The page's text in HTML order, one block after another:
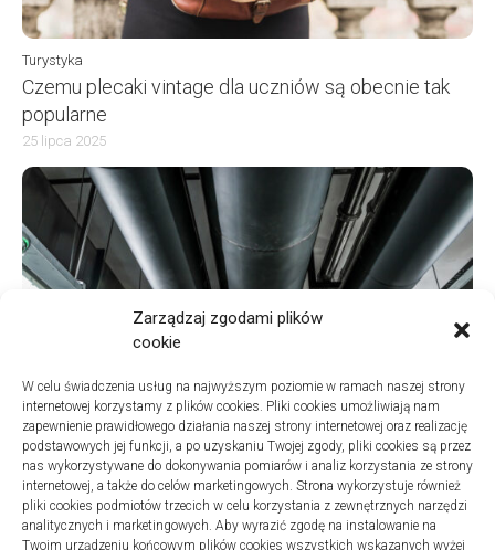
Zarządzaj zgodami plików
cookie
W celu świadczenia usług na najwyższym poziomie w ramach naszej strony
internetowej korzystamy z plików cookies. Pliki cookies umożliwiają nam
zapewnienie prawidłowego działania naszej strony internetowej oraz realizację
podstawowych jej funkcji, a po uzyskaniu Twojej zgody, pliki cookies są przez
nas wykorzystywane do dokonywania pomiarów i analiz korzystania ze strony
internetowej, a także do celów marketingowych. Strona wykorzystuje również
pliki cookies podmiotów trzecich w celu korzystania z zewnętrznych narzędzi
analitycznych i marketingowych. Aby wyrazić zgodę na instalowanie na
Twoim urządzeniu końcowym plików cookies wszystkich wskazanych wyżej
Turystyka
Czemu plecaki vintage dla uczniów są obecnie tak
popularne
25 lipca 2025
Turystyka
Jak wybrać dobrą firmę do sanitarnych instalacji w
szpitalach